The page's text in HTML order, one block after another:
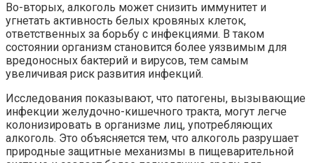
Во-вторых, алкоголь может снизить иммунитет и
угнетать активность белых кровяных клеток,
ответственных за борьбу с инфекциями. В таком
состоянии организм становится более уязвимым для
вредоносных бактерий и вирусов, тем самым
увеличивая риск развития инфекций.
Исследования показывают, что патогены, вызывающие
инфекции желудочно-кишечного тракта, могут легче
колонизировать в организме лиц, употребляющих
алкоголь. Это объясняется тем, что алкоголь разрушает
природные защитные механизмы в пищеварительной